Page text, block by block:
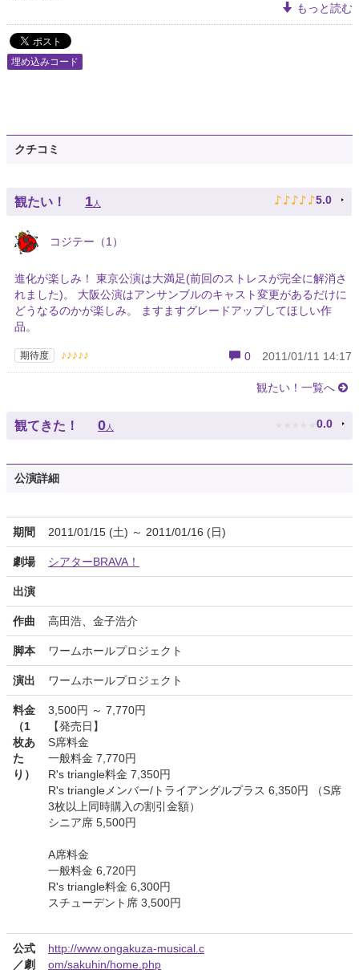
もっと読む
埋め込みコード
クチコミ
観たい！ 1人 ♪ ♪ ♪ ♪ ♪ 5.0
コジテー（1）
進化が楽しみ！ 東京公演は大満足(前回のストレスが完全に解消さ
れました)。 大阪公演はアンサンブルのキャスト変更があるだけに
どうなるのかが楽しみ。 ますますグレードアップしてほしい作
品。
期待度 ♪♪♪♪♪ 0 2011/01/11 14:17
観たい！一覧へ
観てきた！ 0 人 ★ ★ ★ ★ ★ 0.0
公演詳細
期間 2011/01/15 (土) ～ 2011/01/16 (日)
劇場 シアターBRAVA！
出演
作曲 高田浩、金子浩介
脚本 ワームホールプロジェクト
演出 ワームホールプロジェクト
料金
（1
枚あ
た
り）
3,500円 ～ 7,770円
【発売日】
S席料金
一般料金 7,770円
R's triangle料金 7,350円
R's triangleメンバー/トライアングルプラス 6,350円 （S席
3枚以上同時購入の割引金額）
シニア席 5,500円
A席料金
一般料金 6,720円
R's triangle料金 6,300円
スチューデント席 3,500円
公式
／劇
http://www.ongakuza-musical.c
om/sakuhin/home.php